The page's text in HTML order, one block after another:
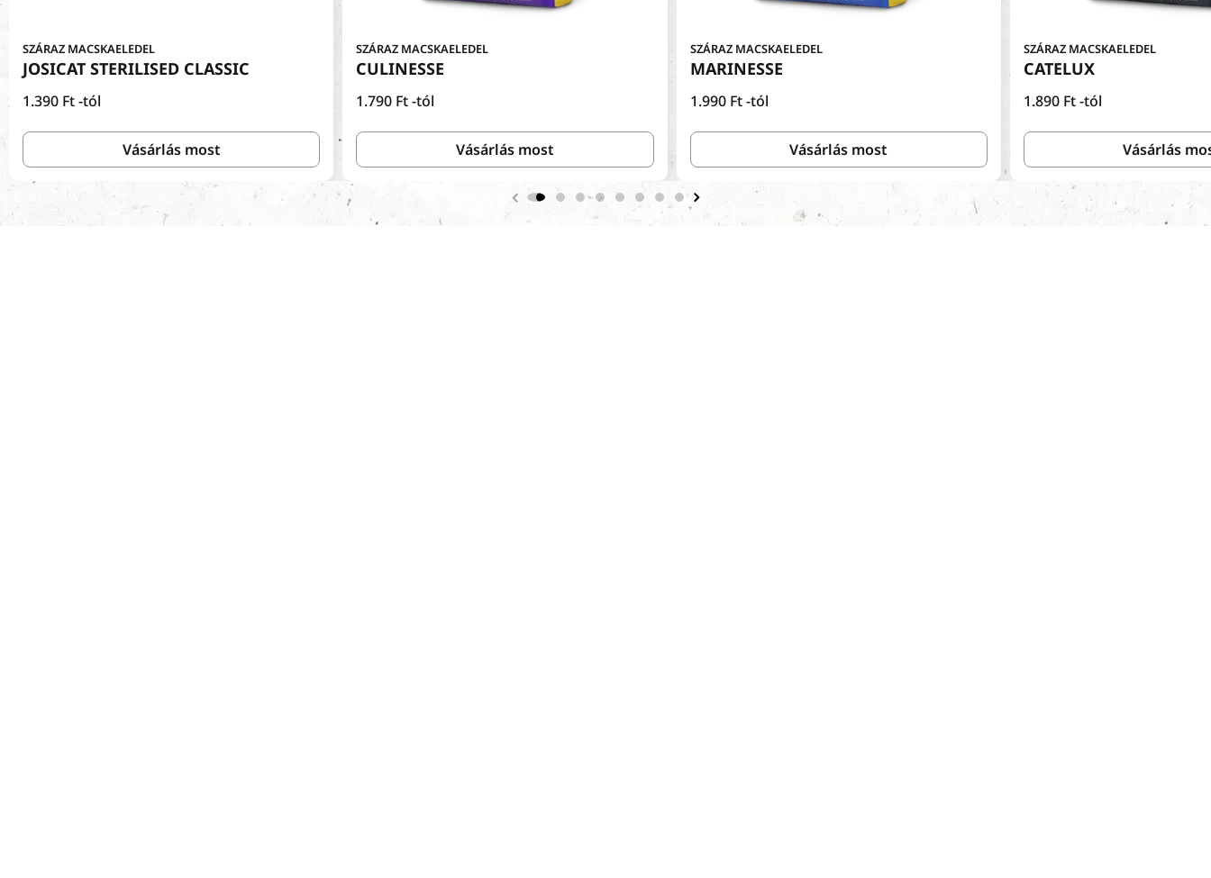
SZÁRAZ MACSKAELEDEL
JOSICAT STERILISED CLASSIC
Normál
1.390 Ft-tól
Vásárlás most
SZÁRAZ MACSKAELEDEL
CULINESSE
Normál
1.790 Ft-tól
Vásárlás most
SZÁRAZ MACSKAELEDEL
MARINESSE
Normál
1.990 Ft-tól
Vásárlás most
SZÁRAZ MACSKAELEDEL
CATELUX
Normál
1.890 Ft-tól
Vásárlás